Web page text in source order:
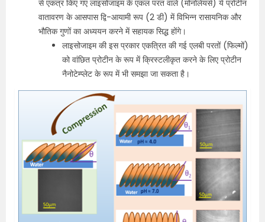
से एकत्र किए गए लाइसोजाइम के एकल परत वाले (मोनोलेयर्स) ये प्रोटीन
वातावरण के आसपास द्वि-आयामी रूप (2 डी) में विभिन्न रासायनिक और
भौतिक गुणों का अध्ययन करने में सहायक सिद्ध होंगे।
लाइसोजाइम की इस प्रकार एकत्रित की गई एलबी परतों (फिल्मों)
को वांछित प्रोटीन के रूप में क्रिस्टलीकृत करने के लिए प्रोटीन
नैनोटेम्प्लेट के रूप में भी समझा जा सकता है।